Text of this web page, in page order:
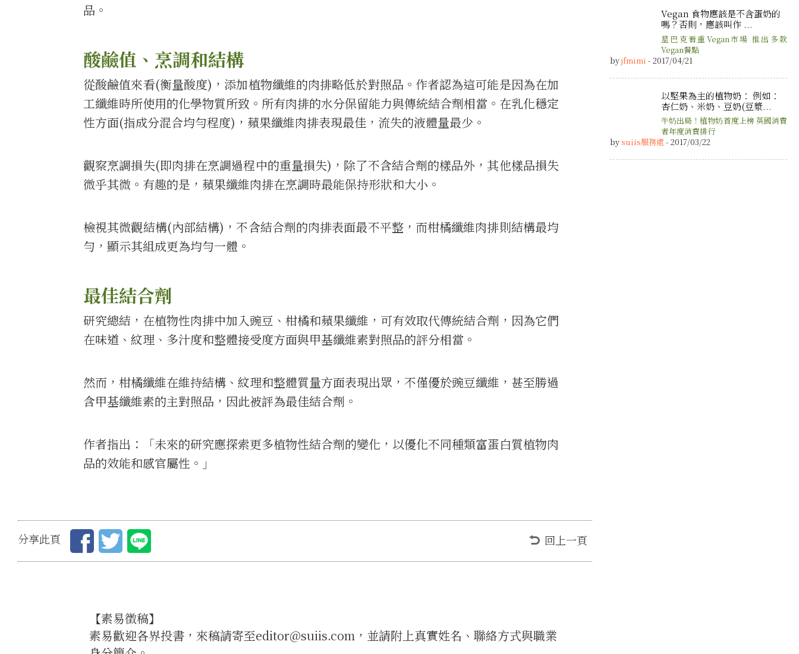
品。
酸鹼值、烹調和結構
從酸鹼值來看(衡量酸度)，添加植物纖維的肉排略低於對照品。作者認為這可能是因為在加
工纖維時所使用的化學物質所致。所有肉排的水分保留能力與傳統結合劑相當。在乳化穩定
性方面(指成分混合均勻程度)，蘋果纖維肉排表現最佳，流失的液體量最少。
觀察烹調損失(即肉排在烹調過程中的重量損失)，除了不含結合劑的樣品外，其他樣品損失
微乎其微。有趣的是，蘋果纖維肉排在烹調時最能保持形狀和大小。
檢視其微觀結構(內部結構)，不含結合劑的肉排表面最不平整，而柑橘纖維肉排則結構最均
勻，顯示其組成更為均勻一體。
最佳結合劑
研究總結，在植物性肉排中加入豌豆、柑橘和蘋果纖維，可有效取代傳統結合劑，因為它們
在味道、紋理、多汁度和整體接受度方面與甲基纖維素對照品的評分相當。
然而，柑橘纖維在維持結構、紋理和整體質量方面表現出眾，不僅優於豌豆纖維，甚至勝過
含甲基纖維素的主對照品，因此被評為最佳結合劑。
作者指出：「未來的研究應探索更多植物性結合劑的變化，以優化不同種類富蛋白質植物肉
品的效能和感官屬性。」
分享此頁 回上一頁
【素易徵稿】
素易歡迎各界投書，來稿請寄至editor@suiis.com，並請附上真實姓名、聯絡方式與職業
Vegan 食物應該是不含蛋奶的
嗎？否則，應該叫作 ...
星巴克看重Vegan市場 推出多款
Vegan餐點
byjfmimi - 2017/04/21
以堅果為主的植物奶： 例如：
杏仁奶、米奶、豆奶(豆漿...
牛奶出局！植物奶首度上榜 英國消費
者年度消費排行
bysuiis服務處 - 2017/03/22